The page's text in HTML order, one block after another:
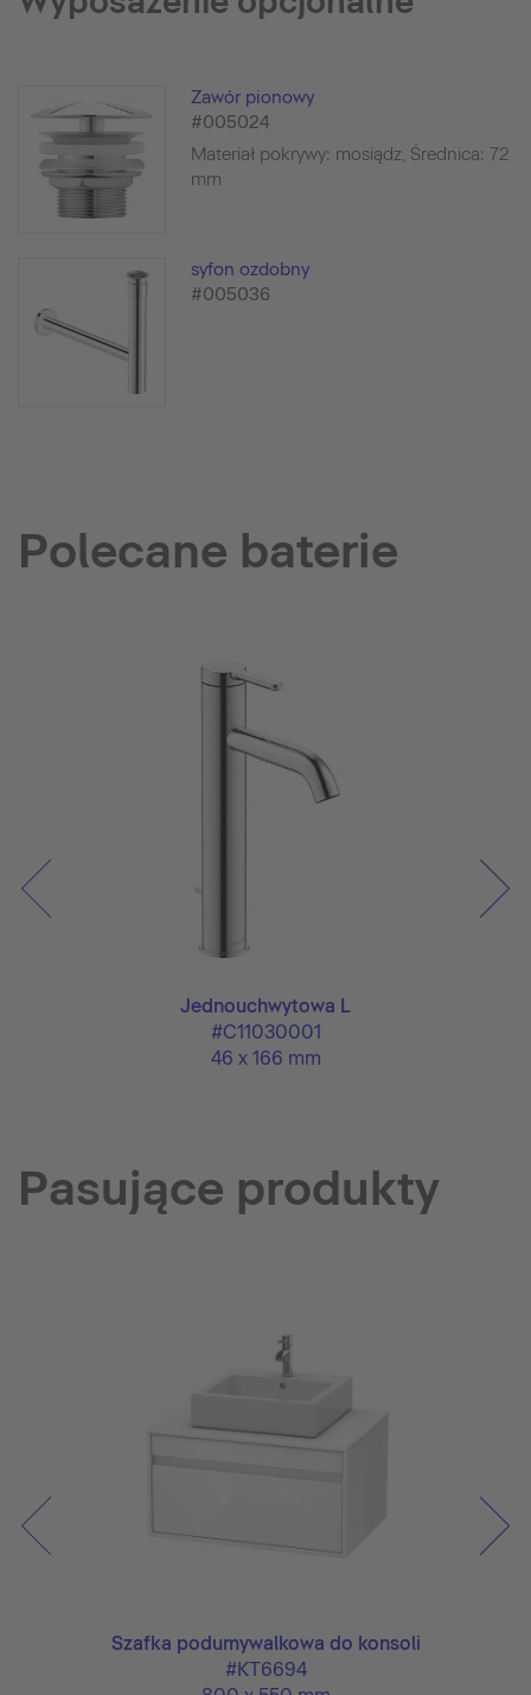
Zawór pionowy
#005024
Materiał pokrywy: mosiądz, Średnica: 72
mm
syfon ozdobny
#005036
Polecane baterie
Jednouchwytowa L
#C11030001
46 x 166 mm
Pasujące produkty
Szafka podumywalkowa do konsoli
#KT6694